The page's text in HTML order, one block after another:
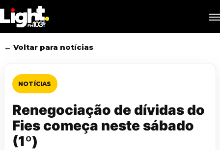
to
main
content
← Voltar para notícias
NOTÍCIAS
Renegociação de dívidas do
Fies começa neste sábado
(1º)